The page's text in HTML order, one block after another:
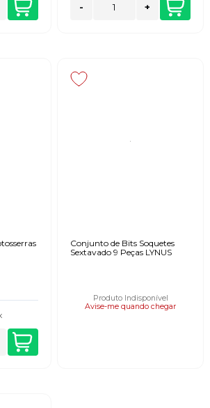
- +
Conjunto de Bits Soquetes
Sextavado 9 Peças LYNUS
Produto Indisponível
Avise-me quando chegar